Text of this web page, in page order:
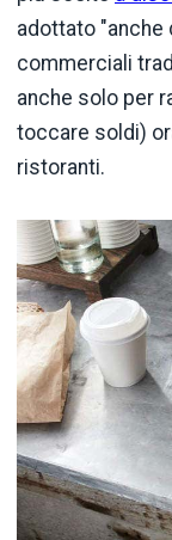
adottato "anche
commerciali
anche solo per
toccare soldi)
ristoranti.